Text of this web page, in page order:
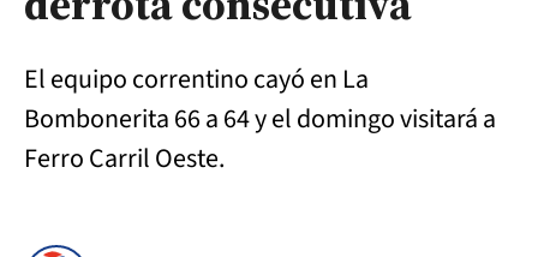
El equipo correntino cayó en La
Bombonerita 66 a 64 y el domingo visitará a
Ferro Carril Oeste.